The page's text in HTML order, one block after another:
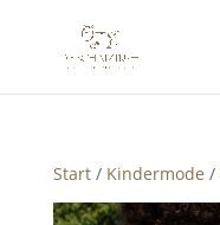
Start/ Kindermode /